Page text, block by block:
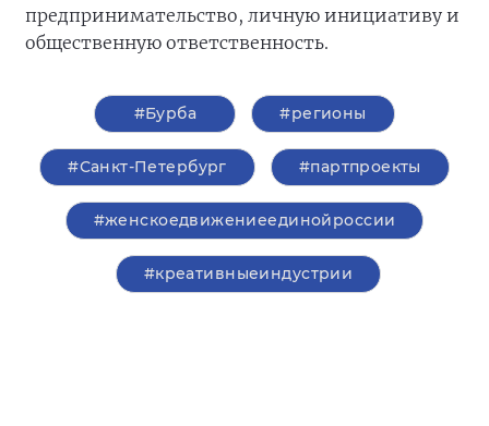
предпринимательство, личную инициативу и
общественную ответственность.
#Бурба #регионы
#Санкт-Петербург #партпроекты
#женскоедвижениеединойроссии
#креативныеиндустрии